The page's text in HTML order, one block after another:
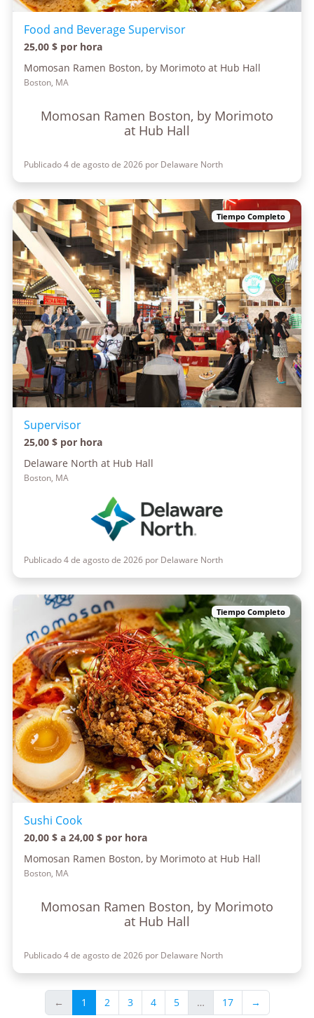
Food and Beverage Supervisor
25,00 $ por hora
Momosan Ramen Boston, by Morimoto at Hub Hall
Boston, MA
Momosan Ramen Boston, by Morimoto
at Hub Hall
Publicado 4 de agosto de 2026 por Delaware North
Tiempo Completo
Supervisor
25,00 $ por hora
Delaware North at Hub Hall
Boston, MA
Publicado 4 de agosto de 2026 por Delaware North
Tiempo Completo
Sushi Cook
20,00 $ a 24,00 $ por hora
Momosan Ramen Boston, by Morimoto at Hub Hall
Boston, MA
Momosan Ramen Boston, by Morimoto
at Hub Hall
Publicado 4 de agosto de 2026 por Delaware North
← 1 2 3 4 5 … 17 →